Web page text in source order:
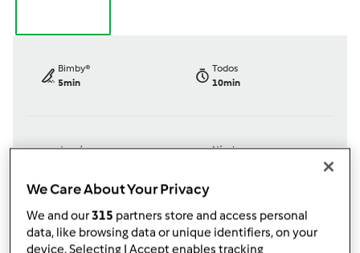
Bimby®
5min
Todos
10min
dose/s
Nível
TM6
We Care About Your Privacy
We and our315 partners store and access personal
data, like browsing data or unique identifiers, on your
device. Selecting I Accept enables tracking